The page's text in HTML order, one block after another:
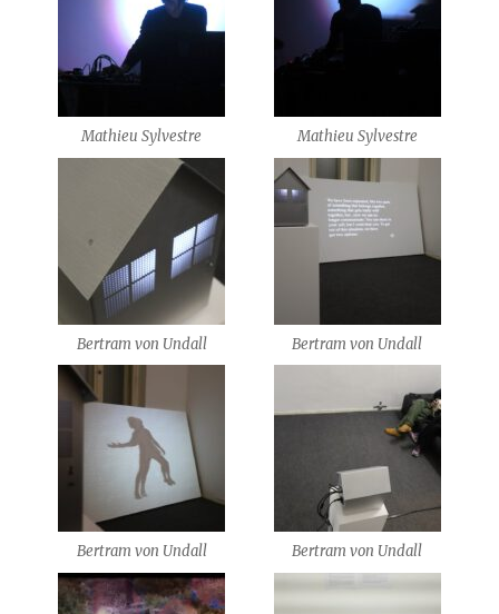
Mathieu Sylvestre Mathieu Sylvestre
Bertram von Undall Bertram von Undall
Bertram von Undall Bertram von Undall